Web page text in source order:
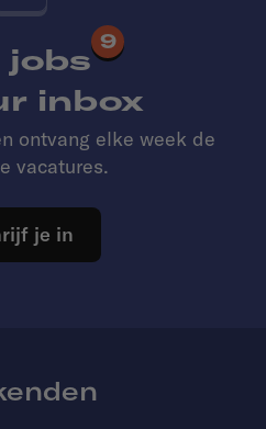
jobs
9
inbox
ontvang elke week de
vacatures.
je in